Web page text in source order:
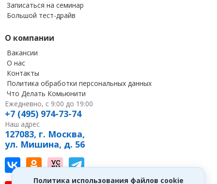
Политика использования файлов cookie
Записаться на семинар
Большой тест-драйв
О компании
Вакансии
О нас
Контакты
Политика обработки персональных данных
Что Делать Комьюнити
Ежедневно, с 9:00 до 19:00
+7 (495) 974-73-74
Наш адрес
127083, г. Москва,
ул. Мишина, д. 56
Наш канал в Вконтакте
Наша группа в однокласниках
Наш канал на vc
Наш канал в Telegram